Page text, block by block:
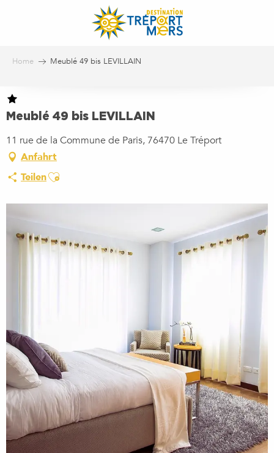
Home Meublé 49 bis LEVILLAIN
Meublé 49 bis LEVILLAIN
11 rue de la Commune de Paris, 76470 Le Tréport
Anfahrt
TeilenAjouter aux favoris